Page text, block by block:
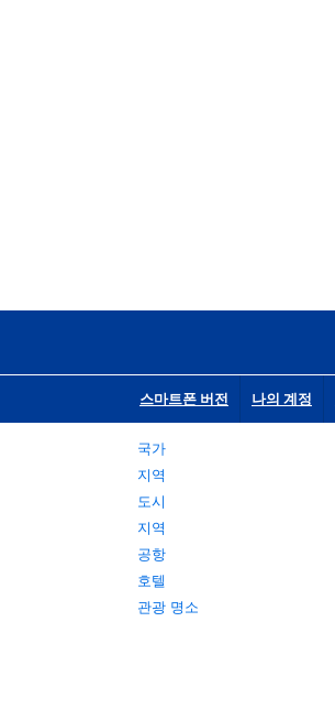
스마트폰 버전 나의 계정
국가
지역
도시
지역
공항
호텔
관광 명소